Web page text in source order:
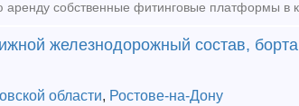
железнодорожный состав, борта
области, Ростове-на-Дону